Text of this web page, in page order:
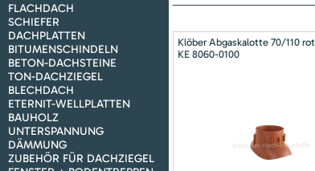
FLACHDACH
SCHIEFER
DACHPLATTEN
BITUMENSCHINDELN
BETON-DACHSTEINE
TON-DACHZIEGEL
BLECHDACH
ETERNIT-WELLPLATTEN
BAUHOLZ
UNTERSPANNUNG
DÄMMUNG
ZUBEHÖR FÜR DACHZIEGEL
Klöber Abgaskalotte 70/110 rot
KE 8060-0100